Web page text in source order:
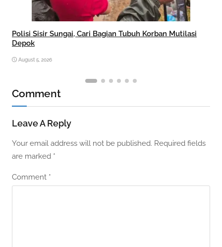
Polisi Sisir Sungai, Cari Bagian Tubuh Korban Mutilasi
Depok
August 5, 2026
Comment
Leave A Reply
Your email address will not be published. Required fields
are marked *
Comment *